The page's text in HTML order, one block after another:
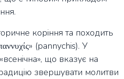
коріння та походить
(pannychis). У
що вказує на
звершувати молитви